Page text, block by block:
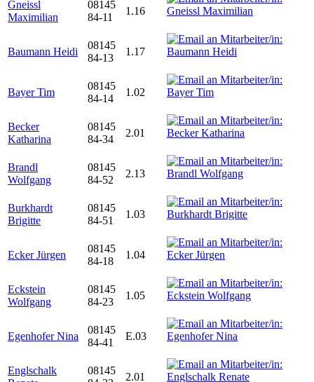
Gneissl
Maximilian
08145
84-11
1.16
Baumann Heidi
08145
84-13
1.17
Bayer Tim
08145
84-14
1.02
Becker
Katharina
08145
84-34
2.01
Brandl
Wolfgang
08145
84-52
2.13
Burkhardt
Brigitte
08145
84-51
1.03
Ecker Jürgen
08145
84-18
1.04
Eckstein
Wolfgang
08145
84-23
1.05
Egenhofer Nina
08145
84-41
E.03
Englschalk
08145
2.01